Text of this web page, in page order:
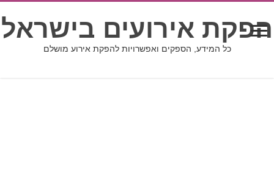
הפקת אירועים בישראל
כל המידע, הספקים ואפשרויות להפקת אירוע מושלם